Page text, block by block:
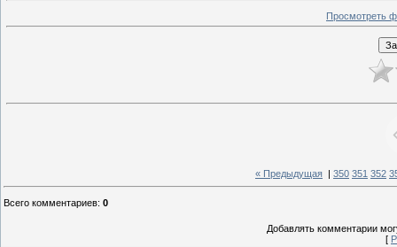
Просмотреть
« Предыдущая | 350 351 352
Всего комментариев: 0
Добавлять комментарии
[